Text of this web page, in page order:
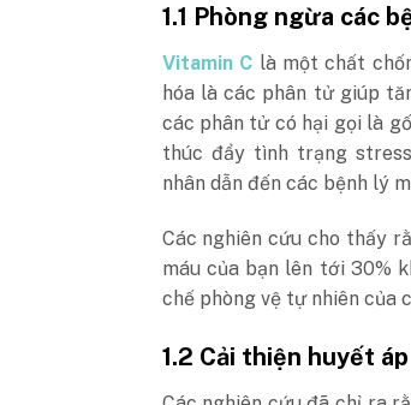
1.1 Phòng ngừa các
Vitamin C là một chất
hóa là các phân tử giúp
các phân tử có hại gọi là
thúc đẩy tình trạng
nhân dẫn đến các bệnh lý
Các nghiên cứu cho thấy
máu của bạn lên tới 30%
chế phòng vệ tự nhiên của
1.2 Cải thiện huyết áp